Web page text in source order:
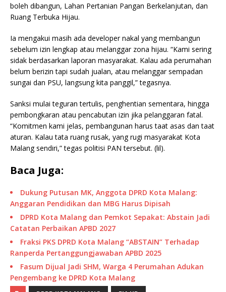
boleh dibangun, Lahan Pertanian Pangan Berkelanjutan, dan
Ruang Terbuka Hijau.
Ia mengakui masih ada developer nakal yang membangun
sebelum izin lengkap atau melanggar zona hijau. “Kami sering
sidak berdasarkan laporan masyarakat. Kalau ada perumahan
belum berizin tapi sudah jualan, atau melanggar sempadan
sungai dan PSU, langsung kita panggil,” tegasnya.
Sanksi mulai teguran tertulis, penghentian sementara, hingga
pembongkaran atau pencabutan izin jika pelanggaran fatal.
“Komitmen kami jelas, pembangunan harus taat asas dan taat
aturan. Kalau tata ruang rusak, yang rugi masyarakat Kota
Malang sendiri,” tegas politisi PAN tersebut. (lil).
Baca Juga:
Dukung Putusan MK, Anggota DPRD Kota Malang:
Anggaran Pendidikan dan MBG Harus Dipisah
DPRD Kota Malang dan Pemkot Sepakat: Abstain Jadi
Catatan Perbaikan APBD 2027
Fraksi PKS DPRD Kota Malang “ABSTAIN” Terhadap
Ranperda Pertanggungjawaban APBD 2025
Fasum Dijual Jadi SHM, Warga 4 Perumahan Adukan
Pengembang ke DPRD Kota Malang